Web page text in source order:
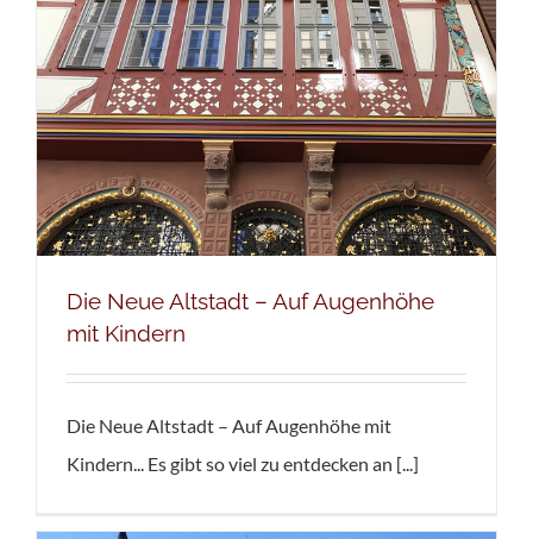
Die Neue Altstadt – Auf Augenhöhe
mit Kindern
Die Neue Altstadt – Auf Augenhöhe mit
Kindern... Es gibt so viel zu entdecken an [...]